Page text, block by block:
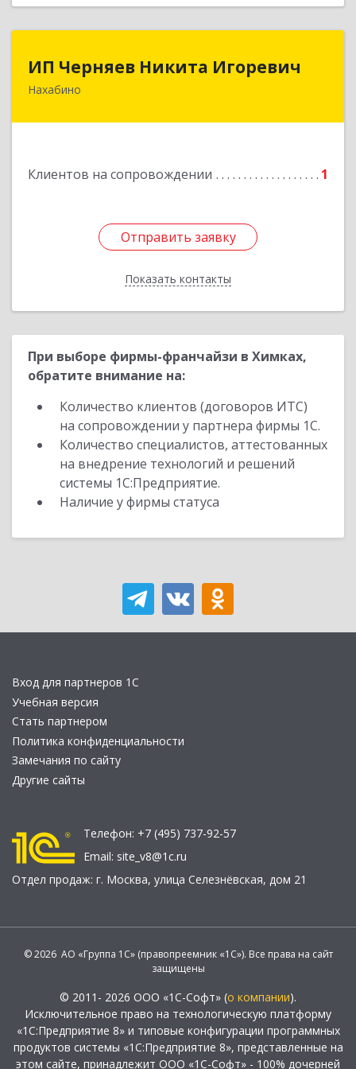
ИП Черняев Никита Игоревич
Нахабино
Клиентов на сопровождении 1
Отправить заявку
Показать контакты
143430, Московская обл, Красногорский р-н,
Подробнее
Отправить заявку
Назад
При выборе фирмы-франчайзи в Химках,
обратите внимание на:
Количество клиентов (договоров ИТС)
на сопровождении у партнера фирмы 1С.
Количество специалистов, аттестованных
на внедрение технологий и решений
системы 1С:Предприятие.
Наличие у фирмы статуса
Вход для партнеров 1С
Учебная версия
Стать партнером
Политика конфиденциальности
Замечания по сайту
Другие сайты
Телефон: +7 (495) 737-92-57
Email: site_v8@1c.ru
Отдел продаж: г. Москва, улица Селезнёвская, дом 21
© 2026 АО «Группа 1С» (правопреемник «1С»). Все права на сайт
защищены
© 2011- 2026 ООО «1С-Софт» (о компании).
Исключительное право на технологическую платформу
«1С:Предприятие 8» и типовые конфигурации программных
продуктов системы «1С:Предприятие 8», представленные на
этом сайте, принадлежит ООО «1С-Софт» - 100% дочерней